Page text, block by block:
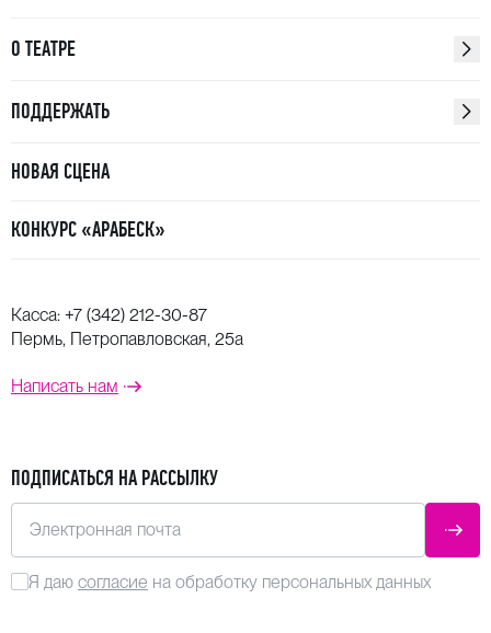
О ТЕАТРЕ
ПОДДЕРЖАТЬ
НОВАЯ СЦЕНА
КОНКУРС «АРАБЕСК»
Касса: +7 (342) 212-30-87
Пермь, Петропавловская, 25а
Написать нам
ПОДПИСАТЬСЯ НА РАССЫЛКУ
Электронная почта
Я даю согласие на обработку персональных данных